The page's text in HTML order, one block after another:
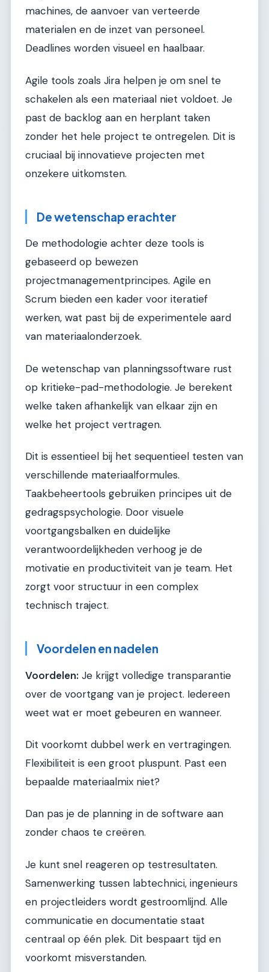
machines, de aanvoer van verteerde
materialen en de inzet van personeel.
Deadlines worden visueel en haalbaar.
Agile tools zoals Jira helpen je om snel te
schakelen als een materiaal niet voldoet. Je
past de backlog aan en herplant taken
zonder het hele project te ontregelen. Dit is
cruciaal bij innovatieve projecten met
onzekere uitkomsten.
De wetenschap erachter
De methodologie achter deze tools is
gebaseerd op bewezen
projectmanagementprincipes. Agile en
Scrum bieden een kader voor iteratief
werken, wat past bij de experimentele aard
van materiaalonderzoek.
De wetenschap van planningssoftware rust
op kritieke-pad-methodologie. Je berekent
welke taken afhankelijk van elkaar zijn en
welke het project vertragen.
Dit is essentieel bij het sequentieel testen van
verschillende materiaalformules.
Taakbeheertools gebruiken principes uit de
gedragspsychologie. Door visuele
voortgangsbalken en duidelijke
verantwoordelijkheden verhoog je de
motivatie en productiviteit van je team. Het
zorgt voor structuur in een complex
technisch traject.
Voordelen en nadelen
Voordelen: Je krijgt volledige transparantie
over de voortgang van je project. Iedereen
weet wat er moet gebeuren en wanneer.
Dit voorkomt dubbel werk en vertragingen.
Flexibiliteit is een groot pluspunt. Past een
bepaalde materiaalmix niet?
Dan pas je de planning in de software aan
zonder chaos te creëren.
Je kunt snel reageren op testresultaten.
Samenwerking tussen labtechnici, ingenieurs
en projectleiders wordt gestroomlijnd. Alle
communicatie en documentatie staat
centraal op één plek. Dit bespaart tijd en
voorkomt misverstanden.